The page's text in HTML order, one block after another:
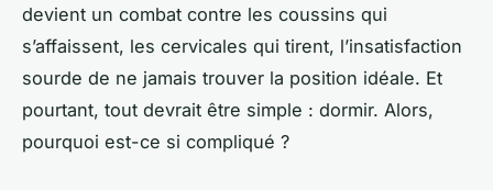
devient un combat contre les coussins qui
s’affaissent, les cervicales qui tirent, l’insatisfaction
sourde de ne jamais trouver la position idéale. Et
pourtant, tout devrait être simple : dormir. Alors,
pourquoi est-ce si compliqué ?